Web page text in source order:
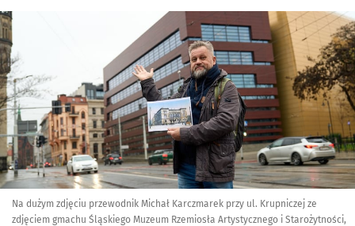
Kliknij, aby zobaczyć galerię
Na dużym zdjęciu przewodnik Michał Karczmarek przy ul. Krupniczej ze
zdjęciem gmachu Śląskiego Muzeum Rzemiosła Artystycznego i Starożytności,